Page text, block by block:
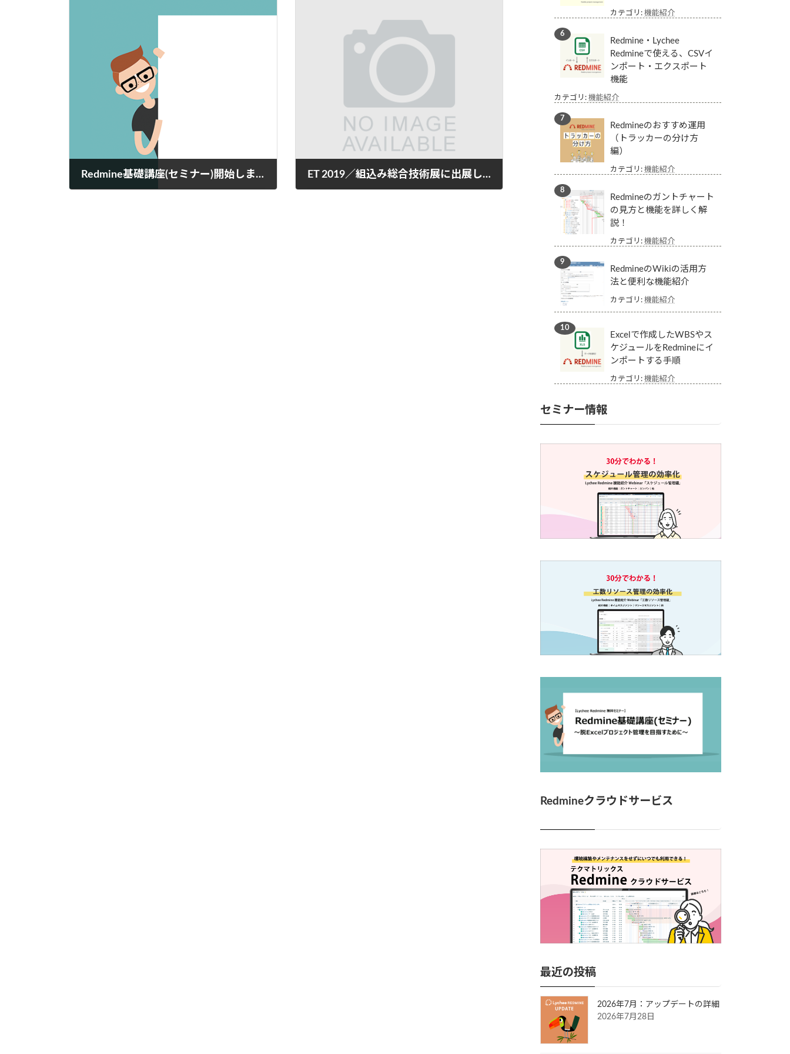
Redmine基礎講座(セミナー)開始しました！ ET 2019／組込み総合技術展に出展します
カテゴリ:機能紹介
Redmine・Lychee
Redmineで使える、CSVイ
ンポート・エクスポート
機能
カテゴリ:機能紹介
Redmineのおすすめ運用
（トラッカーの分け方
編）
カテゴリ:機能紹介
Redmineのガントチャート
の見方と機能を詳しく解
説！
カテゴリ:機能紹介
RedmineのWikiの活用方
法と便利な機能紹介
カテゴリ:機能紹介
Excelで作成したWBSやス
ケジュールをRedmineにイ
ンポートする手順
カテゴリ:機能紹介
セミナー情報
Redmineクラウドサービス
最近の投稿
2026年7月：アップデートの詳細
2026年7月28日